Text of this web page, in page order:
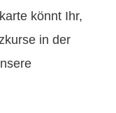
könnt Ihr,
in der